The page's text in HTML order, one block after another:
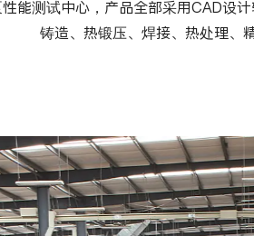
能测试中心，产品全部采用CAD设
铸造、热锻压、焊接、热处理、